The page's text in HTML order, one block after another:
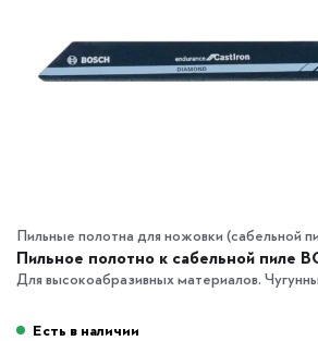
Пильные полотна для ножовки (сабельной
Пильное полотно к сабельной пиле
Для высокоабразивных материалов.
Есть в наличии